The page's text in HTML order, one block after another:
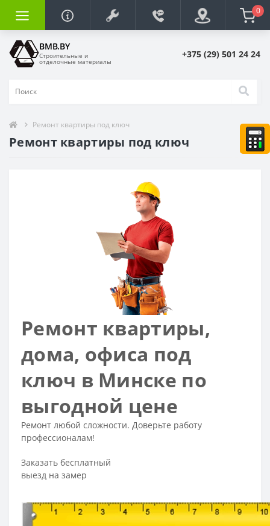
0
BMB.BY
Строительные и
отделочные материалы
+375 (29) 501 24 24
Ремонт квартиры под ключ
Ремонт квартиры под ключ
Ремонт квартиры,
дома, офиса под
ключ в Минске по
выгодной цене
Ремонт любой сложности. Доверьте работу
профессионалам!
Заказать бесплатный
выезд на замер